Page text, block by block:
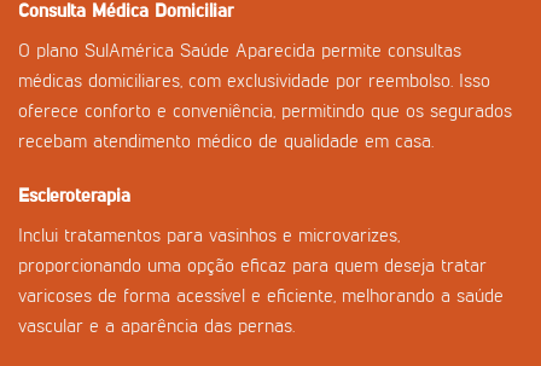
Consulta Médica Domiciliar
O plano SulAmérica Saúde Aparecida permite consultas
médicas domiciliares, com exclusividade por reembolso. Isso
oferece conforto e conveniência, permitindo que os segurados
recebam atendimento médico de qualidade em casa.
Escleroterapia
Inclui tratamentos para vasinhos e microvarizes,
proporcionando uma opção eficaz para quem deseja tratar
varicoses de forma acessível e eficiente, melhorando a saúde
vascular e a aparência das pernas.